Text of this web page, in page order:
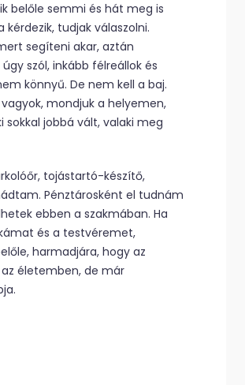
belőle semmi és hát meg is
tudjak válaszolni.
segíteni akar, aztán
szól, inkább félreállok és
könnyű. De nem kell a baj.
mondjuk a helyemen,
jobbá vált, valaki meg
tojástartó-készítő,
Pénztárosként el tudnám
ebben a szakmában. Ha
és a testvéremet,
harmadjára, hogy az
életemben, de már